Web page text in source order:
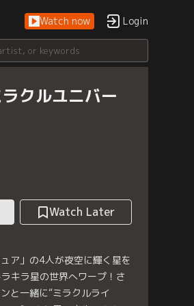
Watch now Login
クルユニバー
Watch Later
ア」の4人が夜空に輝く星を
キラ星の世界へワープ！さ
と一緒に“ミラクルライ